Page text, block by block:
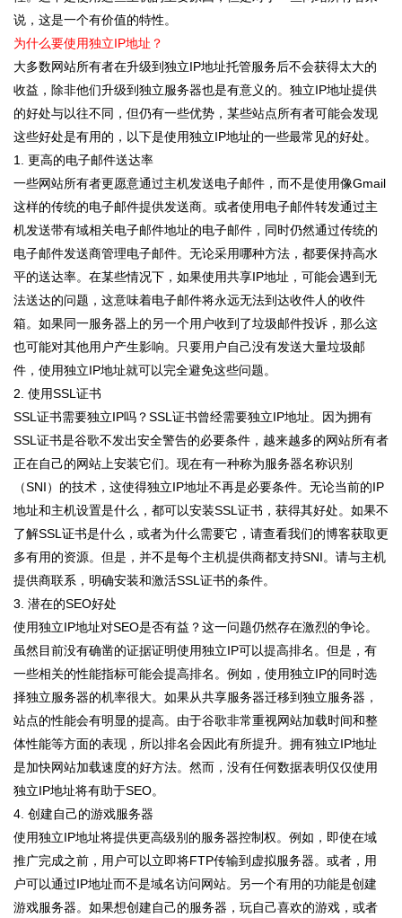
说，这是一个有价值的特性。
为什么要使用独立IP地址？
大多数网站所有者在升级到独立IP地址托管服务后不会获得太大的
收益，除非他们升级到独立服务器也是有意义的。独立IP地址提供
的好处与以往不同，但仍有一些优势，某些站点所有者可能会发现
这些好处是有用的，以下是使用独立IP地址的一些最常见的好处。
1. 更高的电子邮件送达率
一些网站所有者更愿意通过主机发送电子邮件，而不是使用像Gmail
这样的传统的电子邮件提供发送商。或者使用电子邮件转发通过主
机发送带有域相关电子邮件地址的电子邮件，同时仍然通过传统的
电子邮件发送商管理电子邮件。无论采用哪种方法，都要保持高水
平的送达率。在某些情况下，如果使用共享IP地址，可能会遇到无
法送达的问题，这意味着电子邮件将永远无法到达收件人的收件
箱。如果同一服务器上的另一个用户收到了垃圾邮件投诉，那么这
也可能对其他用户产生影响。只要用户自己没有发送大量垃圾邮
件，使用独立IP地址就可以完全避免这些问题。
2. 使用SSL证书
SSL证书需要独立IP吗？SSL证书曾经需要独立IP地址。因为拥有
SSL证书是谷歌不发出安全警告的必要条件，越来越多的网站所有者
正在自己的网站上安装它们。现在有一种称为服务器名称识别
（SNI）的技术，这使得独立IP地址不再是必要条件。无论当前的IP
地址和主机设置是什么，都可以安装SSL证书，获得其好处。如果不
了解SSL证书是什么，或者为什么需要它，请查看我们的博客获取更
多有用的资源。但是，并不是每个主机提供商都支持SNI。请与主机
提供商联系，明确安装和激活SSL证书的条件。
3. 潜在的SEO好处
使用独立IP地址对SEO是否有益？这一问题仍然存在激烈的争论。
虽然目前没有确凿的证据证明使用独立IP可以提高排名。但是，有
一些相关的性能指标可能会提高排名。例如，使用独立IP的同时选
择独立服务器的机率很大。如果从共享服务器迁移到独立服务器，
站点的性能会有明显的提高。由于谷歌非常重视网站加载时间和整
体性能等方面的表现，所以排名会因此有所提升。拥有独立IP地址
是加快网站加载速度的好方法。然而，没有任何数据表明仅仅使用
独立IP地址将有助于SEO。
4. 创建自己的游戏服务器
使用独立IP地址将提供更高级别的服务器控制权。例如，即使在域
推广完成之前，用户可以立即将FTP传输到虚拟服务器。或者，用
户可以通过IP地址而不是域名访问网站。另一个有用的功能是创建
游戏服务器。如果想创建自己的服务器，玩自己喜欢的游戏，或者